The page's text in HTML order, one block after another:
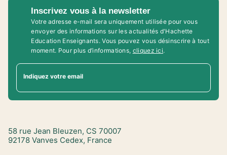
Inscrivez vous à la newsletter
Votre adresse e-mail sera uniquement utilisée pour vous
envoyer des informations sur les actualités d'Hachette
Education Enseignants. Vous pouvez vous désinscrire à tout
moment. Pour plus d’informations, cliquez ici.
Indiquez votre email
58 rue Jean Bleuzen, CS 70007
92178 Vanves Cedex, France